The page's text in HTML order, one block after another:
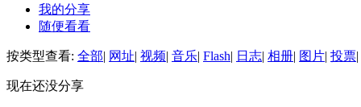
我的分享
随便看看
按类型查看: 全部| 网址| 视频| 音乐| Flash| 日志| 相册| 图片| 投票|
现在还没分享